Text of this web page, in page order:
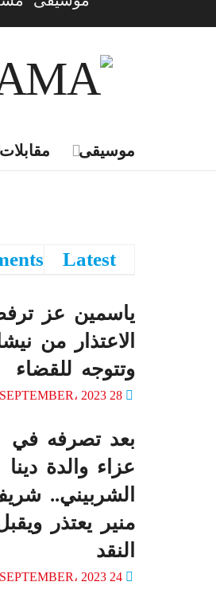
مقابلات موسيقى
Latest
ياسمين عز
الاعتذار من
وتتوجه للقضاء
بعد تصرفه في
عزاء والدة دينا
الشربيني..
منير يعتذر
النقد